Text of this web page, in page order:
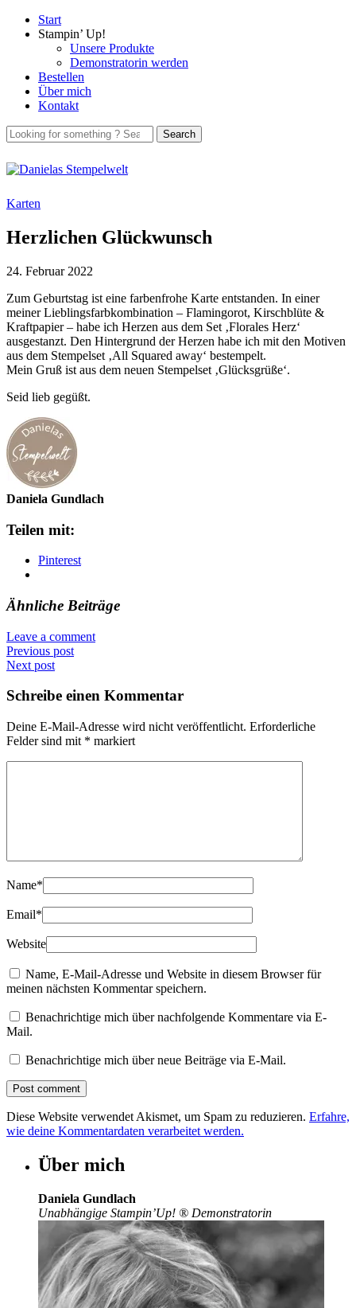
Start
Stampin’ Up!
Unsere Produkte
Demonstratorin werden
Bestellen
Über mich
Kontakt
Karten
Herzlichen Glückwunsch
24. Februar 2022
Zum Geburtstag ist eine farbenfrohe Karte entstanden. In einer
meiner Lieblingsfarbkombination – Flamingorot, Kirschblüte &
Kraftpapier – habe ich Herzen aus dem Set ‚Florales Herz‘
ausgestanzt. Den Hintergrund der Herzen habe ich mit den Motiven
aus dem Stempelset ‚All Squared away‘ bestempelt.
Mein Gruß ist aus dem neuen Stempelset ‚Glücksgrüße‘.
Seid lieb gegüßt.
Daniela Gundlach
Teilen mit:
Pinterest
Ähnliche Beiträge
Leave a comment
Previous post
Next post
Schreibe einen Kommentar
Deine E-Mail-Adresse wird nicht veröffentlicht. Erforderliche
Felder sind mit * markiert
Name*
Email*
Website
Name, E-Mail-Adresse und Website in diesem Browser für
meinen nächsten Kommentar speichern.
Benachrichtige mich über nachfolgende Kommentare via E-
Mail.
Benachrichtige mich über neue Beiträge via E-Mail.
Diese Website verwendet Akismet, um Spam zu reduzieren. Erfahre,
wie deine Kommentardaten verarbeitet werden.
Über mich
Daniela Gundlach
Unabhängige Stampin’Up! ® Demonstratorin